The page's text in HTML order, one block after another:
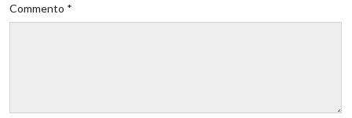
Commento *